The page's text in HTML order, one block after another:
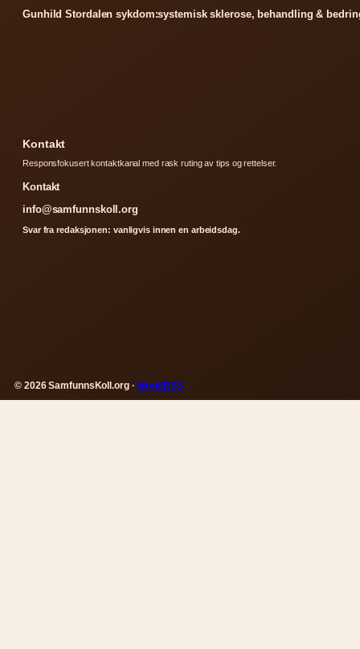
Gunhild Stordalen sykdom:systemisk sklerose, behandling &
Kontakt
Responsfokusert kontaktkanal med rask ruting av tips og rettelser.
Kontakt
info@samfunnskoll.org
Svar fra redaksjonen: vanligvis innen en arbeidsdag.
© 2026 SamfunnsKoll.org ·WorldRSS